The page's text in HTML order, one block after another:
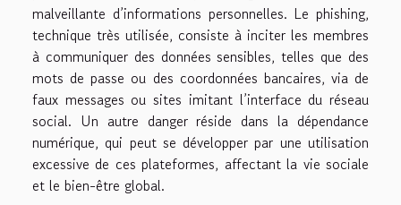
malveillante d’informations personnelles. Le phishing,
technique très utilisée, consiste à inciter les membres
à communiquer des données sensibles, telles que des
mots de passe ou des coordonnées bancaires, via de
faux messages ou sites imitant l’interface du réseau
social. Un autre danger réside dans la dépendance
numérique, qui peut se développer par une utilisation
excessive de ces plateformes, affectant la vie sociale
et le bien-être global.